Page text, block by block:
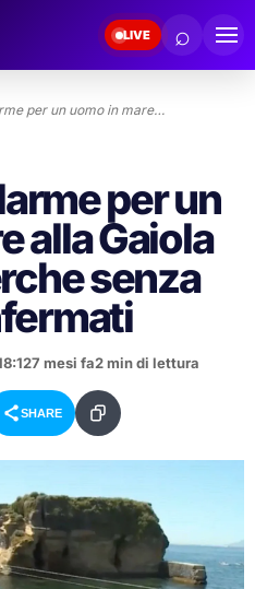
LIVE ⌕
per un uomo in mare…
per un
alla Gaiola
senza
7 mesi fa2 min di lettura
SHARE